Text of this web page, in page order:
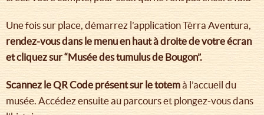
Une fois sur place, démarrez l’application Tèrra Aventura,
rendez-vous dans le menu en haut à droite de votre écran
et cliquez sur “Musée des tumulus de Bougon”.
Scannez le QR Code présent sur le totemà l’accueil du
musée. Accédez ensuite au parcours et plongez-vous dans